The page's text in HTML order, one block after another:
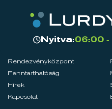
Nyitva:06:00 -
Rendezvényközpont
Fenntarthatóság
Hírek
Kapcsolat